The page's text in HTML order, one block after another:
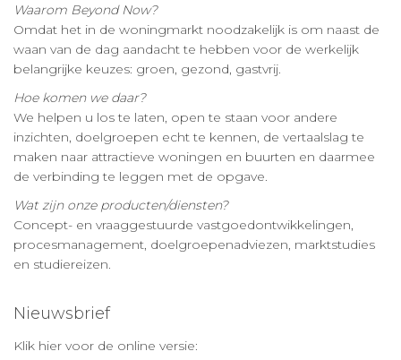
Waarom Beyond Now?
Omdat het in de woningmarkt noodzakelijk is om naast de
waan van de dag aandacht te hebben voor de werkelijk
belangrijke keuzes: groen, gezond, gastvrij.
Hoe komen we daar?
We helpen u los te laten, open te staan voor andere
inzichten, doelgroepen echt te kennen, de vertaalslag te
maken naar attractieve woningen en buurten en daarmee
de verbinding te leggen met de opgave.
Wat zijn onze producten/diensten?
Concept- en vraaggestuurde vastgoedontwikkelingen,
procesmanagement, doelgroepenadviezen, marktstudies
en studiereizen.
Nieuwsbrief
Klik hier voor de online versie: